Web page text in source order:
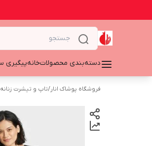
دسته‌بندی محصولاتخانهپیگیری
فروشگاه پوشاک انار/تاپ و تیشرت زنانه